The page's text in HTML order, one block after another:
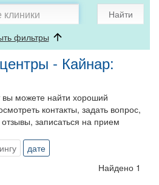
Найти
фильтры
- Кайнар:
можете найти хороший
контакты, задать вопрос,
отзывы, записаться на прием
дате
Найдено 1